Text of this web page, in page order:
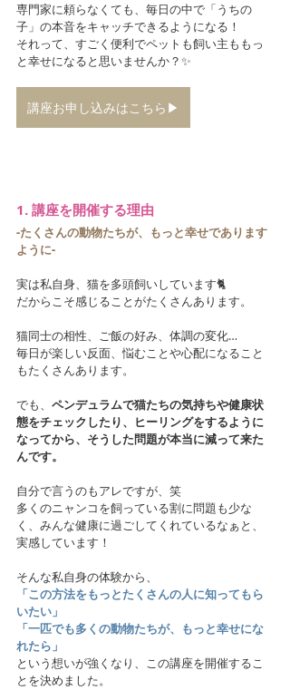
専門家に頼らなくても、毎日の中で「うちの
子」の本音をキャッチできるようになる！
それって、すごく便利でペットも飼い主ももっ
と幸せになると思いませんか？✨
講座お申し込みはこちら▶︎
1. 講座を開催する理由
-たくさんの動物たちが、もっと幸せであります
ように-
実は私自身、猫を多頭飼いしています🐈
だからこそ感じることがたくさんあります。
猫同士の相性、ご飯の好み、体調の変化…
毎日が楽しい反面、悩むことや心配になること
もたくさんあります。
でも、 ペンデュラムで猫たちの気持ちや健康状
態をチェックしたり、ヒーリングをするように
なってから、そうした問題が本当に減って来た
んです。
自分で言うのもアレですが、笑
多くのニャンコを飼っている割に問題も少な
く、みんな健康に過ごしてくれているなぁと、
実感しています！
そんな私自身の体験から、
「この方法をもっとたくさんの人に知ってもら
いたい」
「一匹でも多くの動物たちが、もっと幸せにな
れたら」
という想いが強くなり、この講座を開催するこ
とを決めました。